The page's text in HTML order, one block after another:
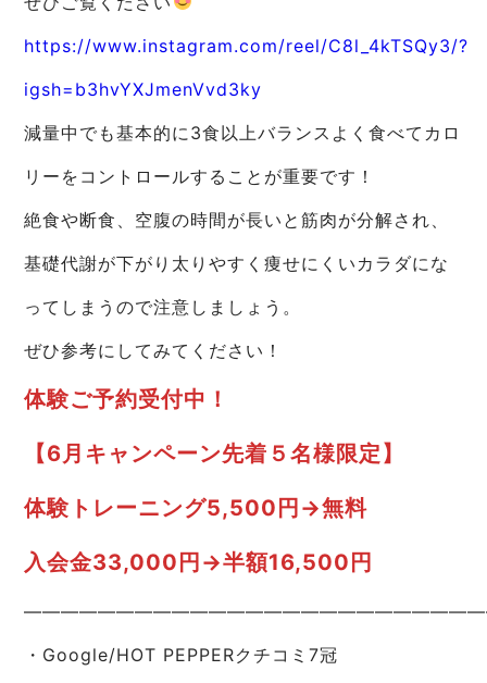
https://www.instagram.com/reel/C8l_4kTSQy3/?
igsh=b3hvYXJmenVvd3ky
減量中でも基本的に3食以上バランスよく食べてカロ
リーをコントロールすることが重要です！
絶食や断食、空腹の時間が長いと筋肉が分解され、
基礎代謝が下がり太りやすく痩せにくいカラダにな
ってしまうので注意しましょう。
ぜひ参考にしてみてください！
体験ご予約受付中！
【6月キャンペーン先着５名様限定】
体験トレーニング5,500円→無料
入会金33,000円→半額16,500円
・Google/HOT PEPPERクチコミ7冠